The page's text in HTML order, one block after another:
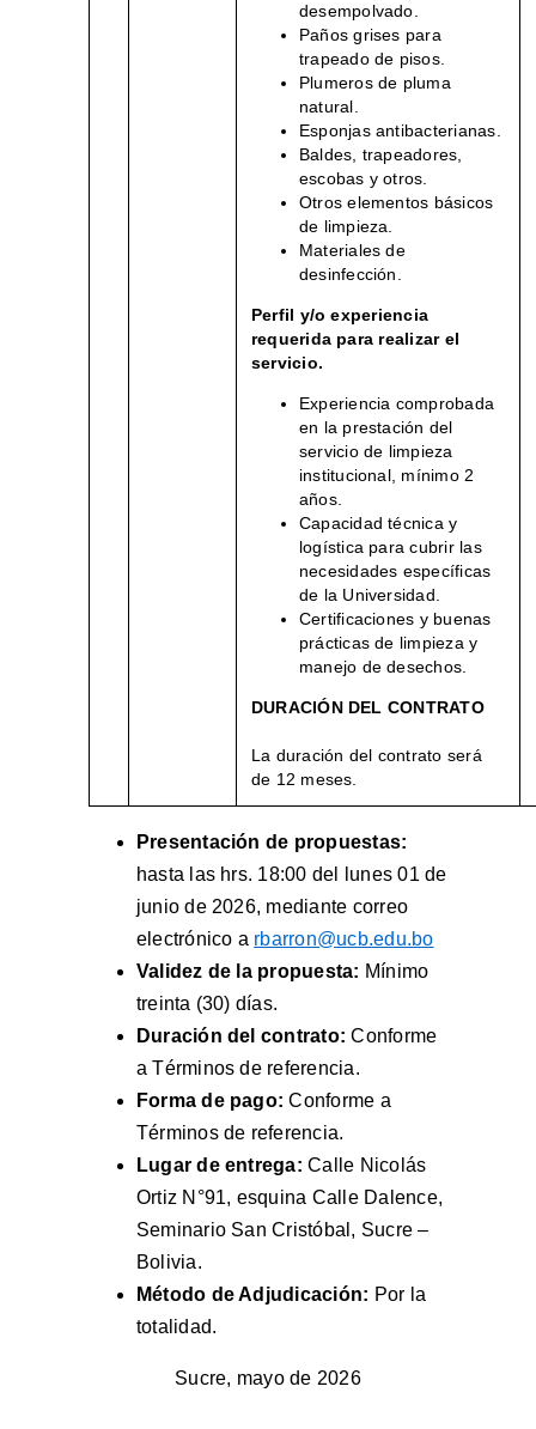
desempolvado.
Paños grises para
trapeado de pisos.
Plumeros de pluma
natural.
Esponjas antibacterianas.
Baldes, trapeadores,
escobas y otros.
Otros elementos básicos
de limpieza.
Materiales de
desinfección.
Perfil y/o experiencia
requerida para realizar el
servicio.
Experiencia comprobada
en la prestación del
servicio de limpieza
institucional, mínimo 2
años.
Capacidad técnica y
logística para cubrir las
necesidades específicas
de la Universidad.
Certificaciones y buenas
prácticas de limpieza y
manejo de desechos.
DURACIÓN DEL CONTRATO
La duración del contrato será
de 12 meses.
Presentación de propuestas:
hasta las hrs. 18:00 del lunes 01 de
junio de 2026, mediante correo
electrónico a rbarron@ucb.edu.bo
Validez de la propuesta: Mínimo
treinta (30) días.
Duración del contrato:Conforme
a Términos de referencia.
Forma de pago:Conforme a
Términos de referencia.
Lugar de entrega:Calle Nicolás
Ortiz N°91, esquina Calle Dalence,
Seminario San Cristóbal, Sucre –
Bolivia.
Método de Adjudicación: Por la
totalidad.
Sucre, mayo de 2026
ADQUISICIÓN